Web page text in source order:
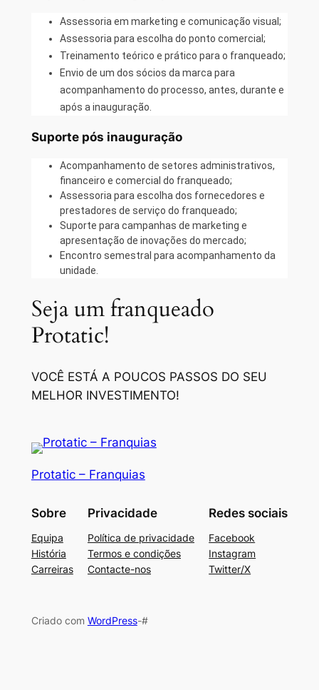
Assessoria em marketing e comunicação visual;
Assessoria para escolha do ponto comercial;
Treinamento teórico e prático para o franqueado;
Envio de um dos sócios da marca para
acompanhamento do processo, antes, durante e
após a inauguração.
Suporte pós inauguração
Acompanhamento de setores administrativos,
financeiro e comercial do franqueado;
Assessoria para escolha dos fornecedores e
prestadores de serviço do franqueado;
Suporte para campanhas de marketing e
apresentação de inovações do mercado;
Encontro semestral para acompanhamento da
unidade.
Seja um franqueado
Protatic!
VOCÊ ESTÁ A POUCOS PASSOS DO SEU
MELHOR INVESTIMENTO!
Protatic – Franquias
Sobre
Equipa
História
Carreiras
Privacidade
Política de privacidade
Termos e condições
Contacte-nos
Redes sociais
Facebook
Instagram
Twitter/X
Criado com WordPress-#